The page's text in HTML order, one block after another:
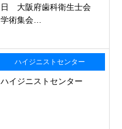
日 大阪府歯科衛生士会
学術集会…
ハイジニストセンター
ハイジニストセンター